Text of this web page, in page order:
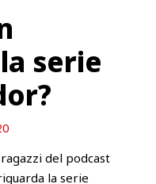
serie
del podcast
la serie